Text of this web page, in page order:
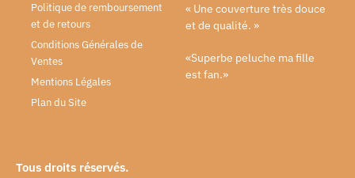
Politique de remboursement
et de retours
Conditions Générales de
Ventes
Mentions Légales
Plan du Site
« Une couverture très douce
et de qualité. »
«Superbe peluche ma fille
est fan.»
Tous droits réservés.